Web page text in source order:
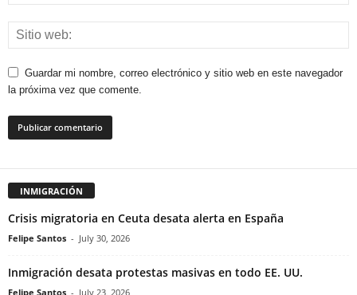
Guardar mi nombre, correo electrónico y sitio web en este navegador
la próxima vez que comente.
INMIGRACIÓN
Crisis migratoria en Ceuta desata alerta en España
Felipe Santos - July 30, 2026
Inmigración desata protestas masivas en todo EE. UU.
Felipe Santos - July 23, 2026